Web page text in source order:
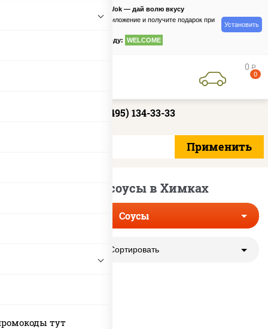
тут
PizzaSushiWok — дай волю вкусу
Скачайте приложение и получите подарок при
по промокоду: WELCOME
Установить
0 руб
0
+7 (495) 134-33-33
Соевые соусы в Химках
Соусы
Сортировать